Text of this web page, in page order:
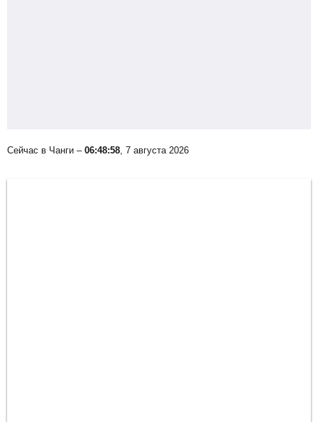
Сейчас в Чанги – 06:48:58, 7 августа 2026